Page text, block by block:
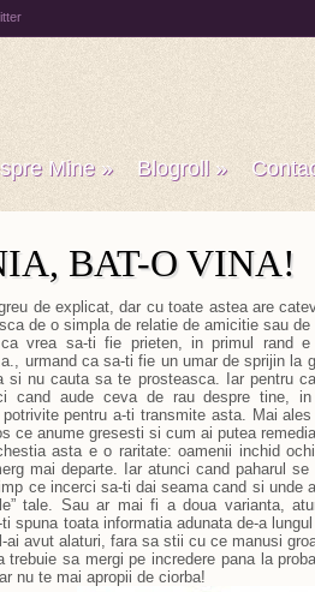
Mine» Blogroll »
BAT-O VINA!
de explicat, dar cu toate astea are
de o simpla de relatie de amicitie sau de
vrea sa-ti fie prieten, in primul rand
urmand ca sa-ti fie un umar de sprijin la
si nu cauta sa te prosteasca. Iar pentru
cand aude ceva de rau despre tine,
potrivite pentru a-ti transmite asta. Mai
ce anume gresesti si cum ai putea
asta e o raritate: oamenii inchid
mai departe. Iar atunci cand paharul
ce incerci sa-ti dai seama cand si unde
tale. Sau ar mai fi a doua varianta,
spuna toata informatia adunata de-a
ai avut alaturi, fara sa stii cu ce manusi
sa mergi pe incredere pana la
nu te mai apropii de ciorba!